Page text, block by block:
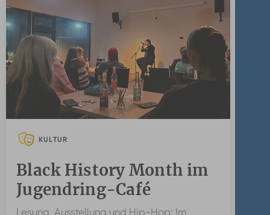
KULTUR
Black History Month im
Jugendring-Café
Lesung, Ausstellung und Hip-Hop: Im